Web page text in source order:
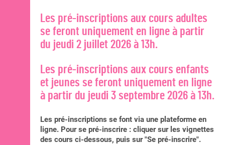
Les pré-inscriptions aux cours adultes
se feront uniquement en ligne à partir
du jeudi 2 juillet 2026 à 13h.
Les pré-inscriptions aux cours enfants
et jeunes se feront uniquement en ligne
à partir du jeudi 3 septembre 2026 à 13h.
Les pré-inscriptions se font via une plateforme en
ligne. Pour se pré-inscrire : cliquer sur les vignettes
des cours ci-dessous, puis sur "Se pré-inscrire".